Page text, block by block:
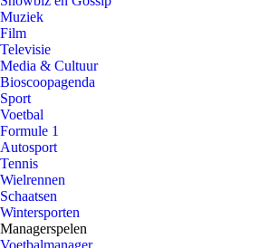
Muziek
Film
Televisie
Media & Cultuur
Bioscoopagenda
Sport
Voetbal
Formule 1
Autosport
Tennis
Wielrennen
Schaatsen
Wintersporten
Managerspelen
Voetbalmanager